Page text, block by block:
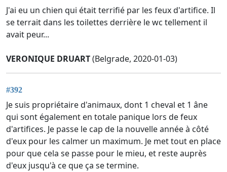
J'ai eu un chien qui était terrifié par les feux d'artifice. Il
se terrait dans les toilettes derrière le wc tellement il
avait peur...
VERONIQUE DRUART(Belgrade, 2020-01-03)
#392
Je suis propriétaire d'animaux, dont 1 cheval et 1 âne
qui sont également en totale panique lors de feux
d'artifices. Je passe le cap de la nouvelle année à côté
d'eux pour les calmer un maximum. Je met tout en place
pour que cela se passe pour le mieu, et reste auprès
d'eux jusqu'à ce que ça se termine.